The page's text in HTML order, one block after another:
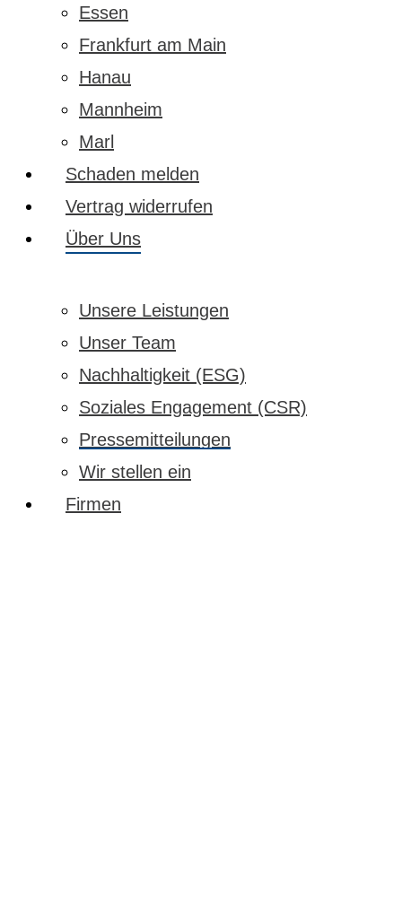
Essen
Frankfurt am Main
Hanau
Mannheim
Marl
Schaden melden
Vertrag widerrufen
Über Uns
Unsere Leistungen
Unser Team
Nachhaltigkeit (ESG)
Soziales Engagement (CSR)
Pressemitteilungen
Wir stellen ein
Firmen